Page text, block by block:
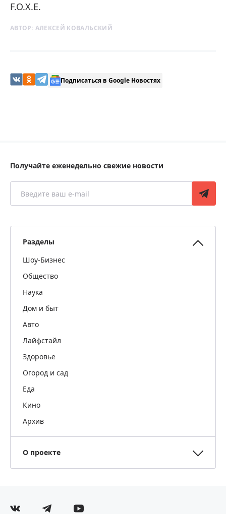
F.O.X.E.
АВТОР: АЛЕКСЕЙ КОВАЛЬСКИЙ
Подписаться в Google Новостях
Получайте еженедельно свежие новости
Разделы
Шоу-Бизнес
Общество
Наука
Дом и быт
Авто
Лайфстайл
Здоровье
Огород и сад
Еда
Кино
Архив
О проекте